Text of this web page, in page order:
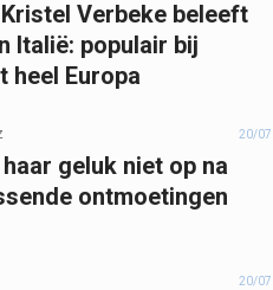
Verbeke beleeft
Italië: populair bij
heel Europa
20/07
geluk niet op na
ontmoetingen
20/07